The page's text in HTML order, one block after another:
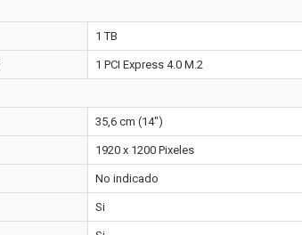
1 TB
1 PCI Express 4.0 M.2
35,6 cm (14")
1920 x 1200 Pixeles
No indicado
Si